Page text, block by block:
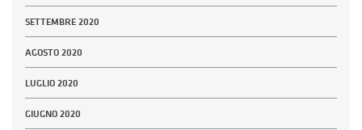
SETTEMBRE 2020
AGOSTO 2020
LUGLIO 2020
GIUGNO 2020